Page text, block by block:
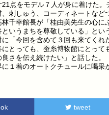
点をモデル７人が身に着けた
刺しゅう、コーディネートなど
千幸館長が「桂由美先生の心に
というまちを尊敬している」と
「今回を含めて３回も来てくれ
とっても、蚕糸博物館にとっ
さを伝え続けたい」と話した。
１着のオートクチュールに喝采
tweet